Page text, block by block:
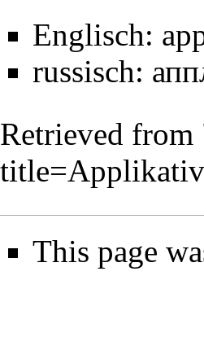
Englisch:
russisch:
Retrieved from
This page